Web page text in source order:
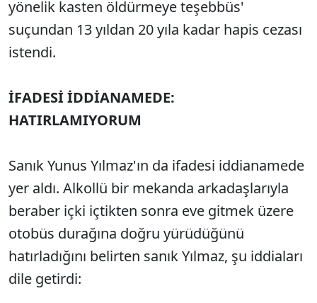
yönelik kasten öldürmeye teşebbüs'
suçundan 13 yıldan 20 yıla kadar hapis cezası
istendi.
İFADESİ İDDİANAMEDE:
HATIRLAMIYORUM
Sanık Yunus Yılmaz'ın da ifadesi iddianamede
yer aldı. Alkollü bir mekanda arkadaşlarıyla
beraber içki içtikten sonra eve gitmek üzere
otobüs durağına doğru yürüdüğünü
hatırladığını belirten sanık Yılmaz, şu iddiaları
dile getirdi: